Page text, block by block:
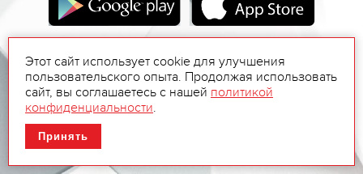
Этот сайт использует cookie для улучшения
пользовательского опыта. Продолжая использовать
сайт, вы соглашаетесь с нашей политикой
конфиденциальности.
Принять